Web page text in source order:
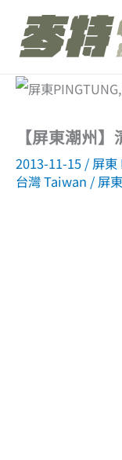
【屏東潮州
2013-11-15 / 屏
台灣 Taiwan / 屏